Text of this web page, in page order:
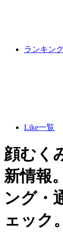
ランキン
Like一覧
顔むく
新情報
ング・
ェック。